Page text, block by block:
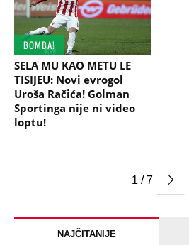
BOMBA!
SELA MU KAO METU LE
TISIJEU: Novi evrogol
Uroša Račića! Golman
Sportinga nije ni video
loptu!
1 / 7
NAJČITANIJE